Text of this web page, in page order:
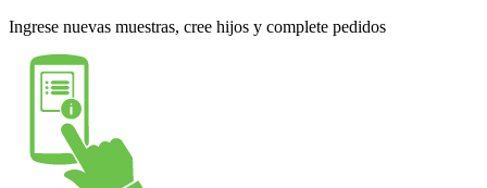
Ingrese nuevas muestras, cree hijos y complete pedidos